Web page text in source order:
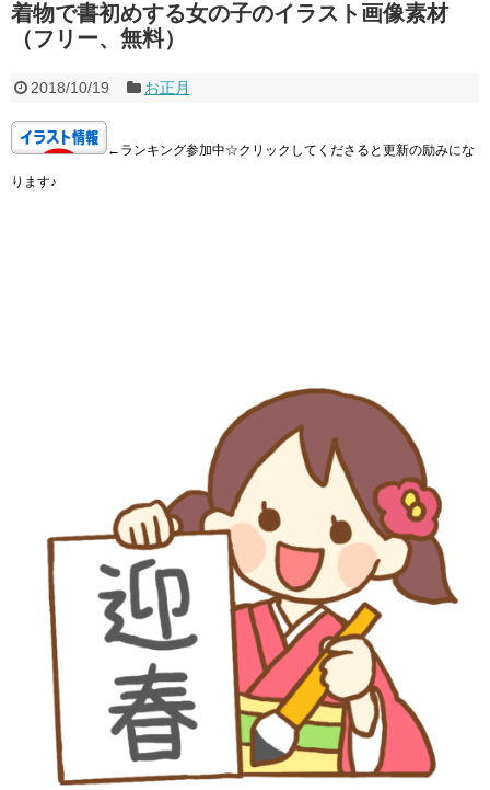
着物で書初めする女の子のイラスト画像素材
（フリー、無料）
2018/10/19 お正月
←ランキング参加中☆クリックしてくださると更新の励みにな
ります♪